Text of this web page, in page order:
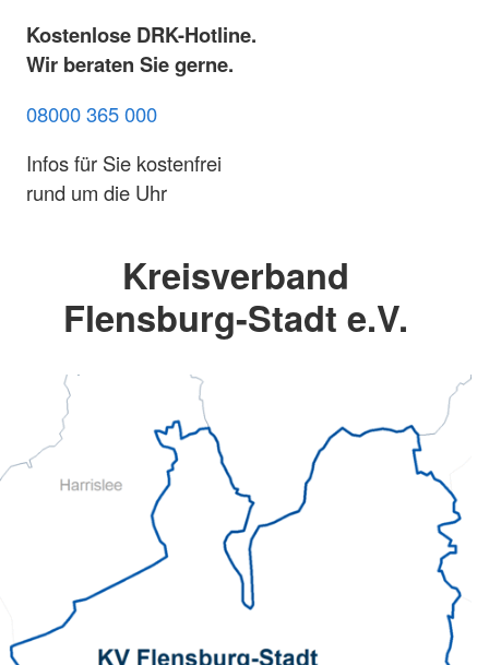
Kostenlose DRK-Hotline.
Wir beraten Sie gerne.
08000 365 000
Infos für Sie kostenfrei
rund um die Uhr
Kreisverband
Flensburg-Stadt e.V.